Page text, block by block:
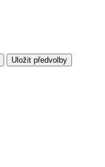
Uložit předvolby